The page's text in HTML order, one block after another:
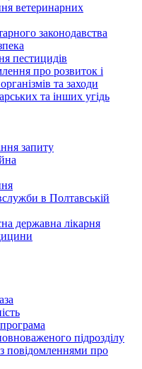
ветеринарних
законодавства
пестицидів
про розвиток і
та заходи
та інших угідь
запиту
в Полтавській
державна лікарня
підрозділу
повідомленнями про